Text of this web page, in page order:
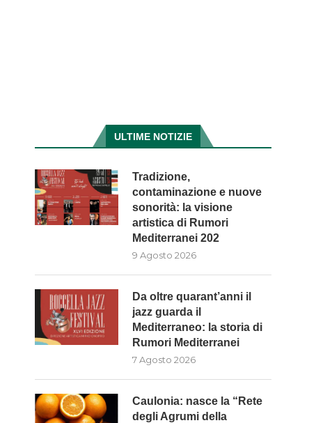
ULTIME NOTIZIE
Tradizione,
contaminazione e nuove
sonorità: la visione
artistica di Rumori
Mediterranei 202
9 Agosto 2026
Da oltre quarant’anni il
jazz guarda il
Mediterraneo: la storia di
Rumori Mediterranei
7 Agosto 2026
Caulonia: nasce la “Rete
degli Agrumi della